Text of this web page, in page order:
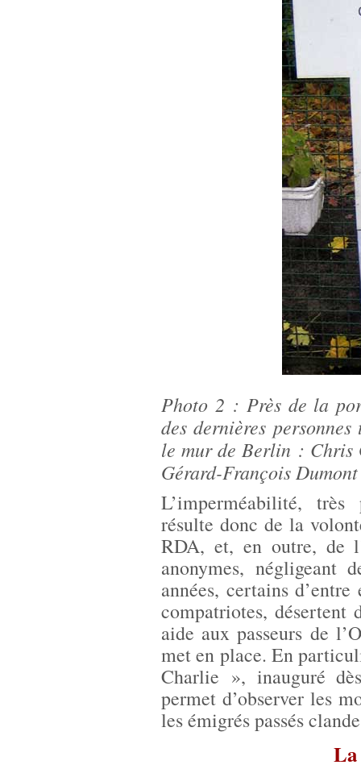
Photo 2 : Près de la
des dernières
le mur de Berlin : Chris
Gérard-François
L’imperméabilité,
résulte donc de la
RDA, et, en outre, de
anonymes,
années, certains
compatriotes, désertent
aide aux passeurs de
met en place. En
Charlie », inauguré
permet d’observer les
les émigrés passés